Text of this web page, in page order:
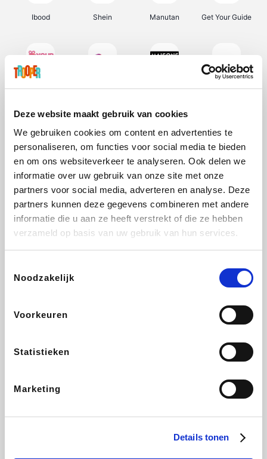
Deze website maakt gebruik van cookies
We gebruiken cookies om content en advertenties te
personaliseren, om functies voor social media te bieden
en om ons websiteverkeer te analyseren. Ook delen we
informatie over uw gebruik van onze site met onze
partners voor social media, adverteren en analyse. Deze
partners kunnen deze gegevens combineren met andere
informatie die u aan ze heeft verstrekt of die ze hebben
verzameld op basis van uw gebruik van hun services.
Noodzakelijk
Voorkeuren
Statistieken
Marketing
Details tonen
Ibood Shein Manutan Get Your Guide
Weekendesk Sarenza Schiesser Interhome
Lufthansa
CheapTickets.be DeubaXXL